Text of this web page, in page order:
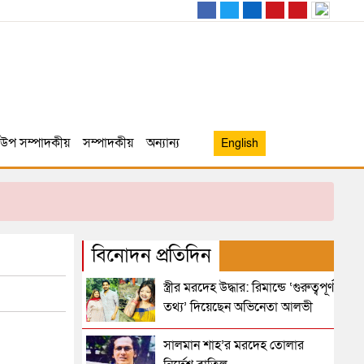
উপ সম্পাদকীয় সম্পাদকীয় অন্যান্য English
বিনোদন প্রতিদিন
স্ত্রীর মরদেহ উদ্ধার: রিমান্ডে ‘গুরুত্বপূর্ণ
তথ্য’ দিয়েছেন অভিনেতা আলভী
সালমান শাহ’র মরদেহ তোলার